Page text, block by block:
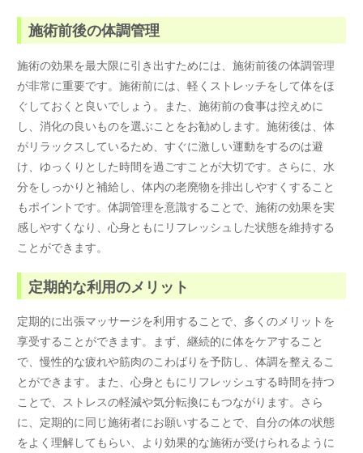
施術前後の体調管理
施術の効果を最大限に引き出すためには、施術前後の体調管理
が非常に重要です。施術前には、軽くストレッチをして体をほ
ぐしておくと良いでしょう。また、施術前の食事は控えめに
し、消化の良いものを選ぶことをお勧めします。施術後は、体
がリラックスしているため、すぐに激しい運動をするのは避
け、ゆっくりとした時間を過ごすことが大切です。さらに、水
分をしっかりと補給し、体内の老廃物を排出しやすくすること
もポイントです。体調管理を意識することで、施術の効果を実
感しやすくなり、心身ともにリフレッシュした状態を維持する
ことができます。
定期的な利用のメリット
定期的に出張マッサージを利用することで、多くのメリットを
享受することができます。まず、継続的に体をケアすること
で、慢性的な疲れや筋肉のこわばりを予防し、体調を整えるこ
とができます。また、心身ともにリフレッシュする時間を持つ
ことで、ストレスの軽減や気分転換にもつながります。さら
に、定期的に同じ施術者にお願いすることで、自分の体の状態
をよく理解してもらい、より効果的な施術が受けられるように